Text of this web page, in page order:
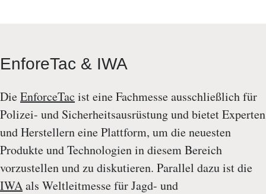
EnforeTac & IWA
DieEnforceTac ist eine Fachmesse ausschließlich für
Polizei- und Sicherheitsausrüstung und bietet Experten
und Herstellern eine Plattform, um die neuesten
Produkte und Technologien in diesem Bereich
vorzustellen und zu diskutieren. Parallel dazu ist die
IWAals Weltleitmesse für Jagd- und